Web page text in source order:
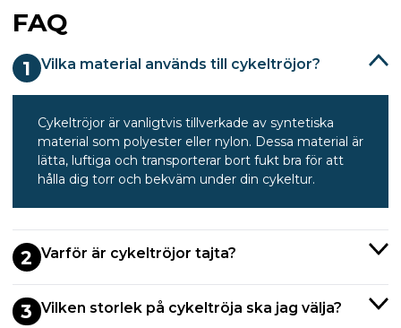
FAQ
1 Vilka material används till cykeltröjor?
Cykeltröjor är vanligtvis tillverkade av syntetiska
material som polyester eller nylon. Dessa material är
lätta, luftiga och transporterar bort fukt bra för att
hålla dig torr och bekväm under din cykeltur.
2 Varför är cykeltröjor tajta?
3 Vilken storlek på cykeltröja ska jag välja?